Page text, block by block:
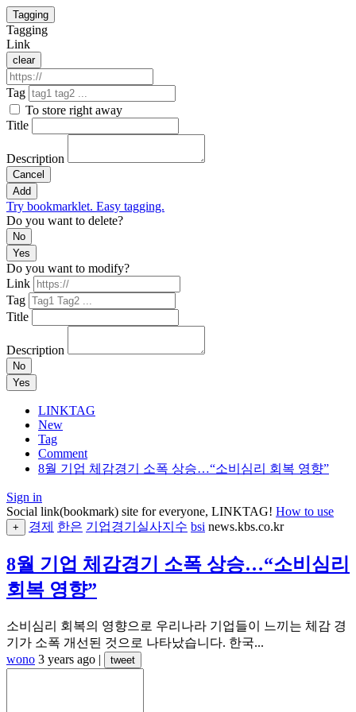
Tagging
Tagging
Link
clear
Tag
To store right away
Title
Description
Cancel
Add
Try bookmarklet. Easy tagging.
Do you want to delete?
No
Yes
Do you want to modify?
Link
Tag
Title
Description
No
Yes
LINKTAG
New
Tag
Comment
8월 기업 체감경기 소폭 상승…“소비심리 회복 영향”
Sign in
Social link(bookmark) site for everyone, LINKTAG! How to use
+ 경제 한은 기업경기실사지수 bsi news.kbs.co.kr
8월 기업 체감경기 소폭 상승…“소비심리
회복 영향”
소비심리 회복의 영향으로 우리나라 기업들이 느끼는 체감 경
기가 소폭 개선된 것으로 나타났습니다. 한국...
wono 3 years ago | tweet